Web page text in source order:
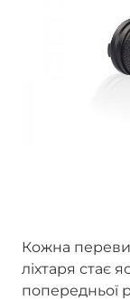
Кожна
ліхтаря стає
попередньої